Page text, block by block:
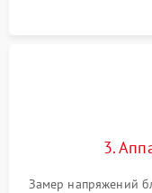
3.
Замер напряжений